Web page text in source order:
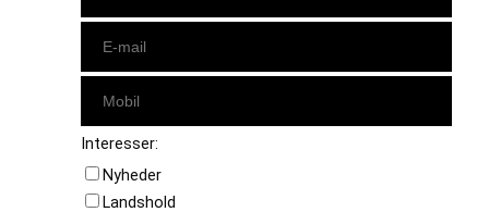
Interesser:
Nyheder
Landshold